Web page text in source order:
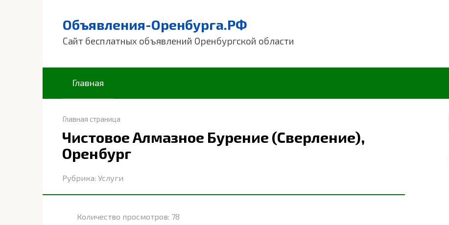
Объявления-Оренбурга.РФ
Сайт бесплатных объявлений Оренбургской области
Главная
Главная страница
Чистовое Алмазное Бурение (Сверление),
Оренбург
Рубрика: Услуги
Количество просмотров: 78